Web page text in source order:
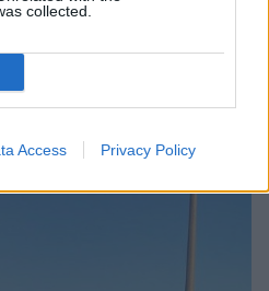
collected.
Access Privacy Policy